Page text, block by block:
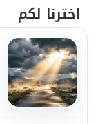
اخترنا لكم